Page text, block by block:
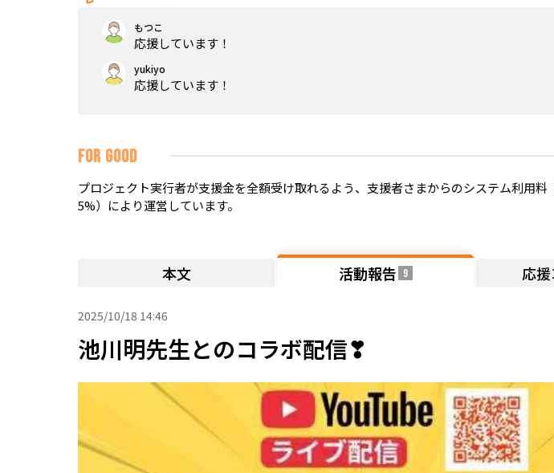
もつこ
応援しています！
yukiyo
応援しています！
FOR GOOD
プロジェクト実行者が支援金を全額受け取れるよう、支援者さまからのシステム利用料
5%）により運営しています。
本文 活動報告 9 応
2025/10/18 14:46
池川明先生とのコラボ配信❣